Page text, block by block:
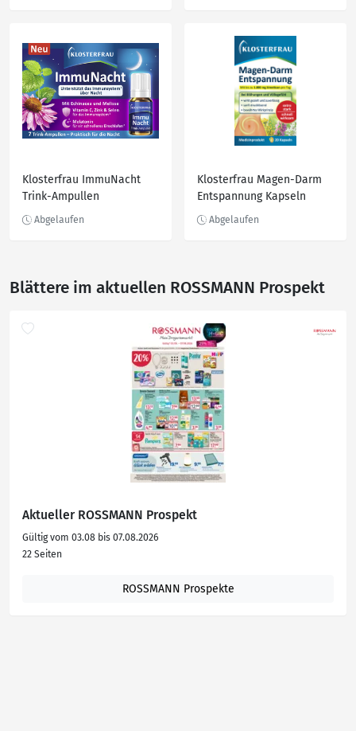
Klosterfrau ImmuNacht
Trink-Ampullen
Klosterfrau Magen-Darm
Entspannung Kapseln
Blättere im aktuellen ROSSMANN Prospekt
Aktueller ROSSMANN Prospekt
Gültig vom 03.08 bis 07.08.2026
22 Seiten
ROSSMANN Prospekte